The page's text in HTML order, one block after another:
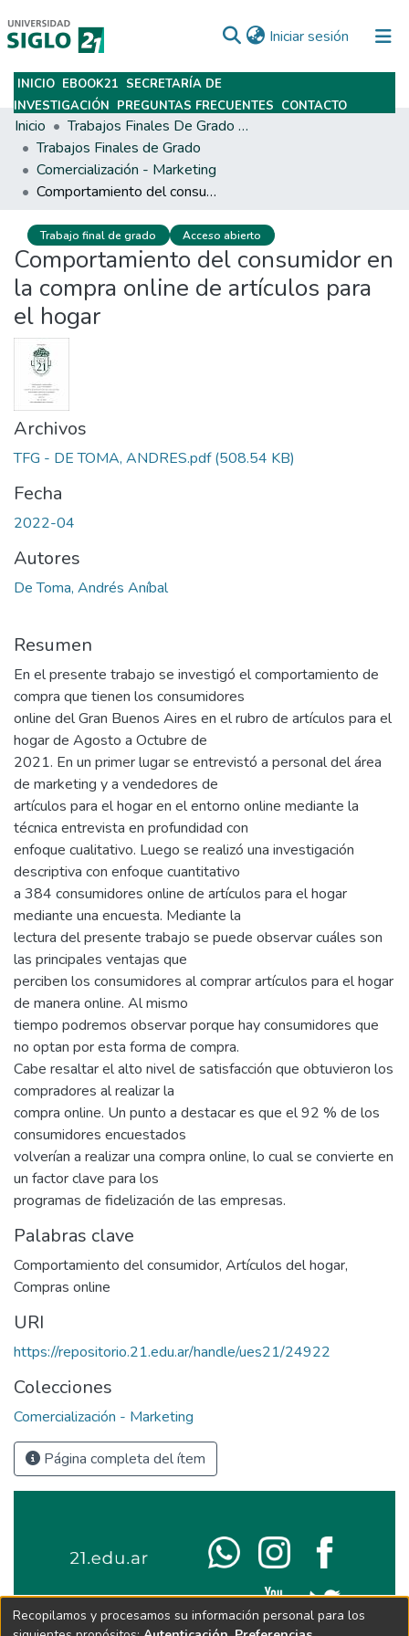
Iniciar sesión (current)
Subir
INICIO EBOOK21 SECRETARÍA DE
INVESTIGACIÓN PREGUNTAS FRECUENTES CONTACTO
Inicio
Trabajos Finales De Grado Y Posgrado
Trabajos Finales de Grado
Comercialización - Marketing
Comportamiento del consumidor en la compra online de artículos para el hogar
Trabajo final de grado Acceso abierto
Comportamiento del consumidor en
la compra online de artículos para
el hogar
Archivos
TFG - DE TOMA, ANDRES.pdf(508.54 KB)
Fecha
2022-04
Autores
De Toma, Andrés Aníbal
Resumen
En el presente trabajo se investigó el comportamiento de
compra que tienen los consumidores
online del Gran Buenos Aires en el rubro de artículos para el
hogar de Agosto a Octubre de
2021. En un primer lugar se entrevistó a personal del área
de marketing y a vendedores de
artículos para el hogar en el entorno online mediante la
técnica entrevista en profundidad con
enfoque cualitativo. Luego se realizó una investigación
descriptiva con enfoque cuantitativo
a 384 consumidores online de artículos para el hogar
mediante una encuesta. Mediante la
lectura del presente trabajo se puede observar cuáles son
las principales ventajas que
perciben los consumidores al comprar artículos para el hogar
de manera online. Al mismo
tiempo podremos observar porque hay consumidores que
no optan por esta forma de compra.
Cabe resaltar el alto nivel de satisfacción que obtuvieron los
compradores al realizar la
compra online. Un punto a destacar es que el 92 % de los
consumidores encuestados
volverían a realizar una compra online, lo cual se convierte en
un factor clave para los
programas de fidelización de las empresas.
Palabras clave
Comportamiento del consumidor, Artículos del hogar,
Compras online
URI
https://repositorio.21.edu.ar/handle/ues21/24922
Colecciones
Comercialización - Marketing
Página completa del ítem
Recopilamos y procesamos su información personal para los